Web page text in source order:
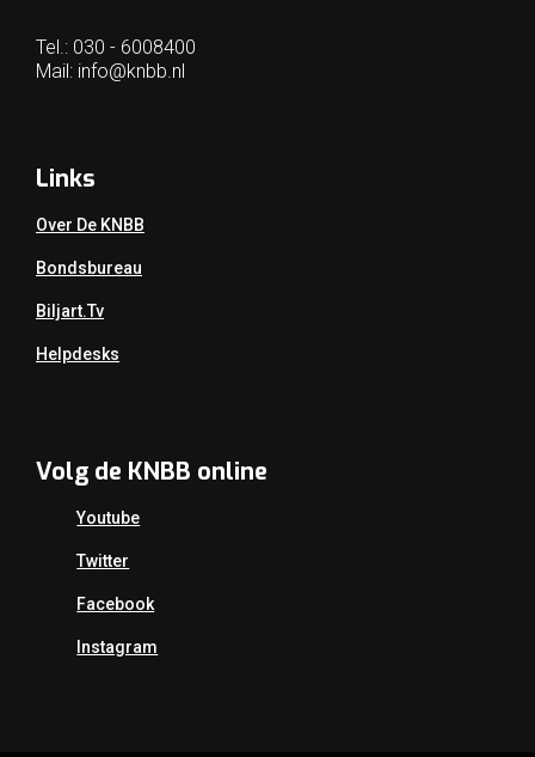
Tel.: 030 - 6008400
Mail: info@knbb.nl
Links
Over De KNBB
Bondsbureau
Biljart.tv
Helpdesks
Volg de KNBB online
Youtube
Twitter
Facebook
Instagram